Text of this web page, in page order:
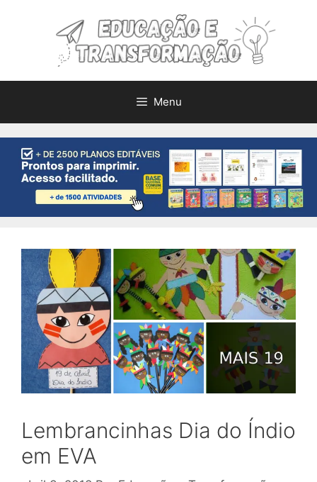
Menu
Lembrancinhas Dia do Índio
em EVA